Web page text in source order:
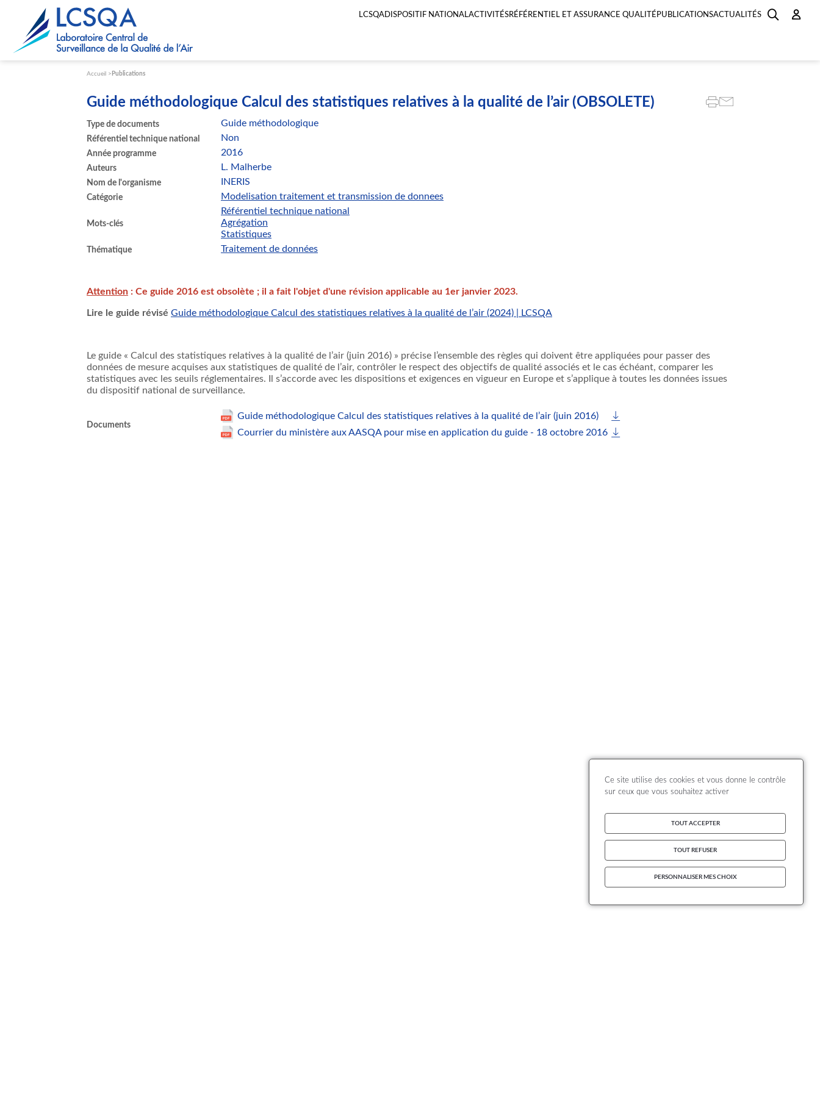
LCSQADISPOSITIF NATIONALACTIVITÉSRÉFÉRENTIEL ET ASSURANCE QUALITÉ PUBLICATIONSACTUALITÉS
Accueil Publications
Guide méthodologique Calcul des statistiques relatives à la qualité de l’air (OBSOLETE)
Type de documents Guide méthodologique
Référentiel technique national Non
Année programme 2016
Auteurs L. Malherbe
Nom de l'organisme INERIS
Catégorie Modelisation traitement et transmission de donnees
Mots-clés
Référentiel technique national
Agrégation
Statistiques
Thématique Traitement de données
Attention : Ce guide 2016 est obsolète ; il a fait l'objet d'une révision applicable au 1er janvier 2023.
Lire le guide révisé Guide méthodologique Calcul des statistiques relatives à la qualité de l’air (2024) | LCSQA
Le guide « Calcul des statistiques relatives à la qualité de l’air (juin 2016) » précise l’ensemble des règles qui doivent être appliquées pour passer des
données de mesure acquises aux statistiques de qualité de l’air, contrôler le respect des objectifs de qualité associés et le cas échéant, comparer les
statistiques avec les seuils réglementaires. Il s’accorde avec les dispositions et exigences en vigueur en Europe et s’applique à toutes les données issues
du dispositif national de surveillance.
Documents
Guide méthodologique Calcul des statistiques relatives à la qualité de l’air (juin 2016)
Courrier du ministère aux AASQA pour mise en application du guide - 18 octobre 2016
Paramétrer les cookies
Ce site utilise des cookies et vous donne le contrôle
sur ceux que vous souhaitez activer
TOUT ACCEPTER
TOUT REFUSER
PERSONNALISER MES CHOIX